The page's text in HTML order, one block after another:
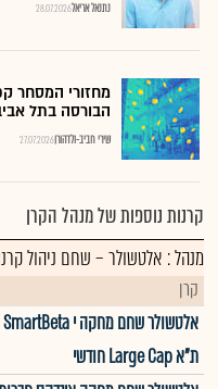
28.07.2026נתנאל אריאל
מחזורי המסחר
הבורסה בתל
27.07.2026שירי חביב-ולדהורן
קרנות נוספות של מנהל הקרן
מנהל : אלטשולר – שחם ניהול
קרן
ת"א Large Cap חודשי